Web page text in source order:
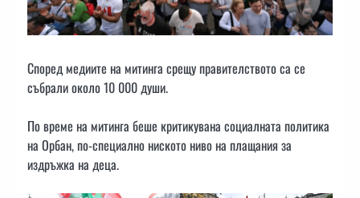
Според медиите на митинга срещу правителството са се
събрали около 10 000 души.
По време на митинга беше критикувана социалната политика
на Орбан, по-специално ниското ниво на плащания за
издръжка на деца.